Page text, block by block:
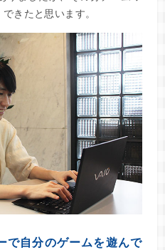
きたと思います。
で自分のゲームを遊んで